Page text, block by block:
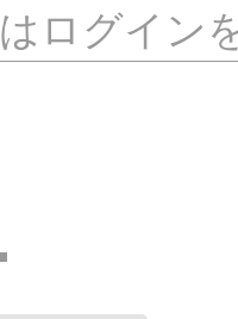
ログイン